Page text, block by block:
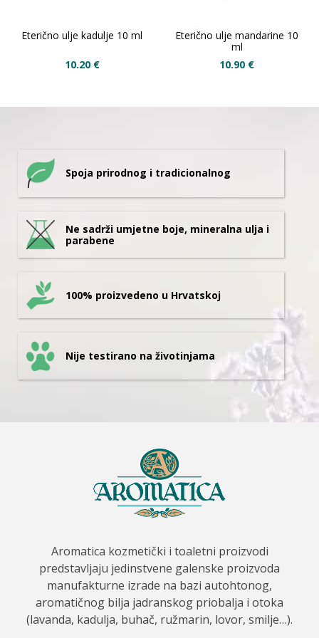
Eterično ulje kadulje 10 ml
10.20 €
Eterično ulje mandarine 10
ml
10.90 €
Spoja prirodnog i tradicionalnog
Ne sadrži umjetne boje, mineralna ulja i
parabene
100% proizvedeno u Hrvatskoj
Nije testirano na životinjama
Aromatica kozmetički i toaletni proizvodi
predstavljaju jedinstvene galenske proizvoda
manufakturne izrade na bazi autohtonog,
aromatičnog bilja jadranskog priobalja i otoka
(lavanda, kadulja, buhač, ružmarin, lovor, smilje…).